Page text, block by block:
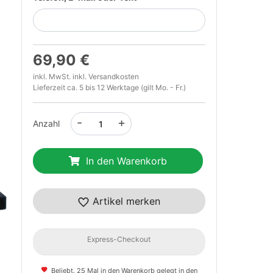
69,90 €
inkl. MwSt. inkl. Versandkosten
Lieferzeit ca. 5 bis 12 Werktage (gilt Mo. - Fr.)
Anzahl +
-
In den Warenkorb
Artikel merken
Express-Checkout
Beliebt. 25 Mal in den Warenkorb gelegt in den